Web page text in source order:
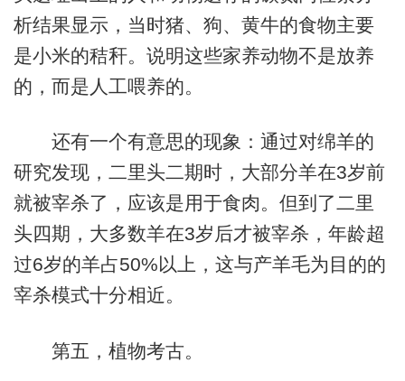
析结果显示，当时猪、狗、黄牛的食物主要
是小米的秸秆。说明这些家养动物不是放养
的，而是人工喂养的。
还有一个有意思的现象：通过对绵羊的
研究发现，二里头二期时，大部分羊在3岁前
就被宰杀了，应该是用于食肉。但到了二里
头四期，大多数羊在3岁后才被宰杀，年龄超
过6岁的羊占50%以上，这与产羊毛为目的的
宰杀模式十分相近。
第五，植物考古。